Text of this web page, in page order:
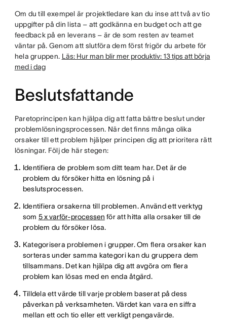
Om du till exempel är projektledare kan du inse att två av tio
uppgifter på din lista – att godkänna en budget och att ge
feedback på en leverans – är de som resten av teamet
väntar på. Genom att slutföra dem först frigör du arbete för
hela gruppen. Läs: Hur man blir mer produktiv: 13 tips att börja
med i dag
Beslutsfattande
Paretoprincipen kan hjälpa dig att fatta bättre beslut under
problemlösningsprocessen. När det finns många olika
orsaker till ett problem hjälper principen dig att prioritera rätt
lösningar. Följ de här stegen:
Identifiera de problem som ditt team har. Det är de
problem du försöker hitta en lösning på i
beslutsprocessen.
Identifiera orsakerna till problemen. Använd ett verktyg
som 5 x varför-processen för att hitta alla orsaker till de
problem du försöker lösa.
Kategorisera problemen i grupper. Om flera orsaker kan
sorteras under samma kategori kan du gruppera dem
tillsammans. Det kan hjälpa dig att avgöra om flera
problem kan lösas med en enda åtgärd.
Tilldela ett värde till varje problem baserat på dess
påverkan på verksamheten. Värdet kan vara en siffra
mellan ett och tio eller ett verkligt pengavärde.